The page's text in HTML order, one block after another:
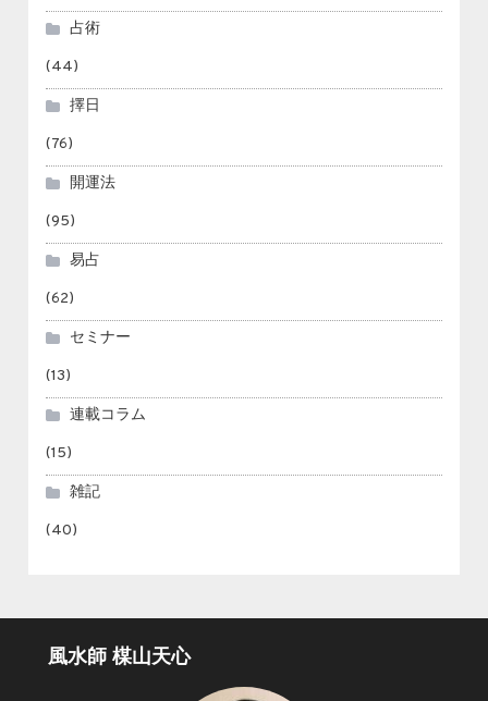
占術
(44)
擇日
(76)
開運法
(95)
易占
(62)
セミナー
(13)
連載コラム
(15)
雑記
(40)
風水師 楳山天心